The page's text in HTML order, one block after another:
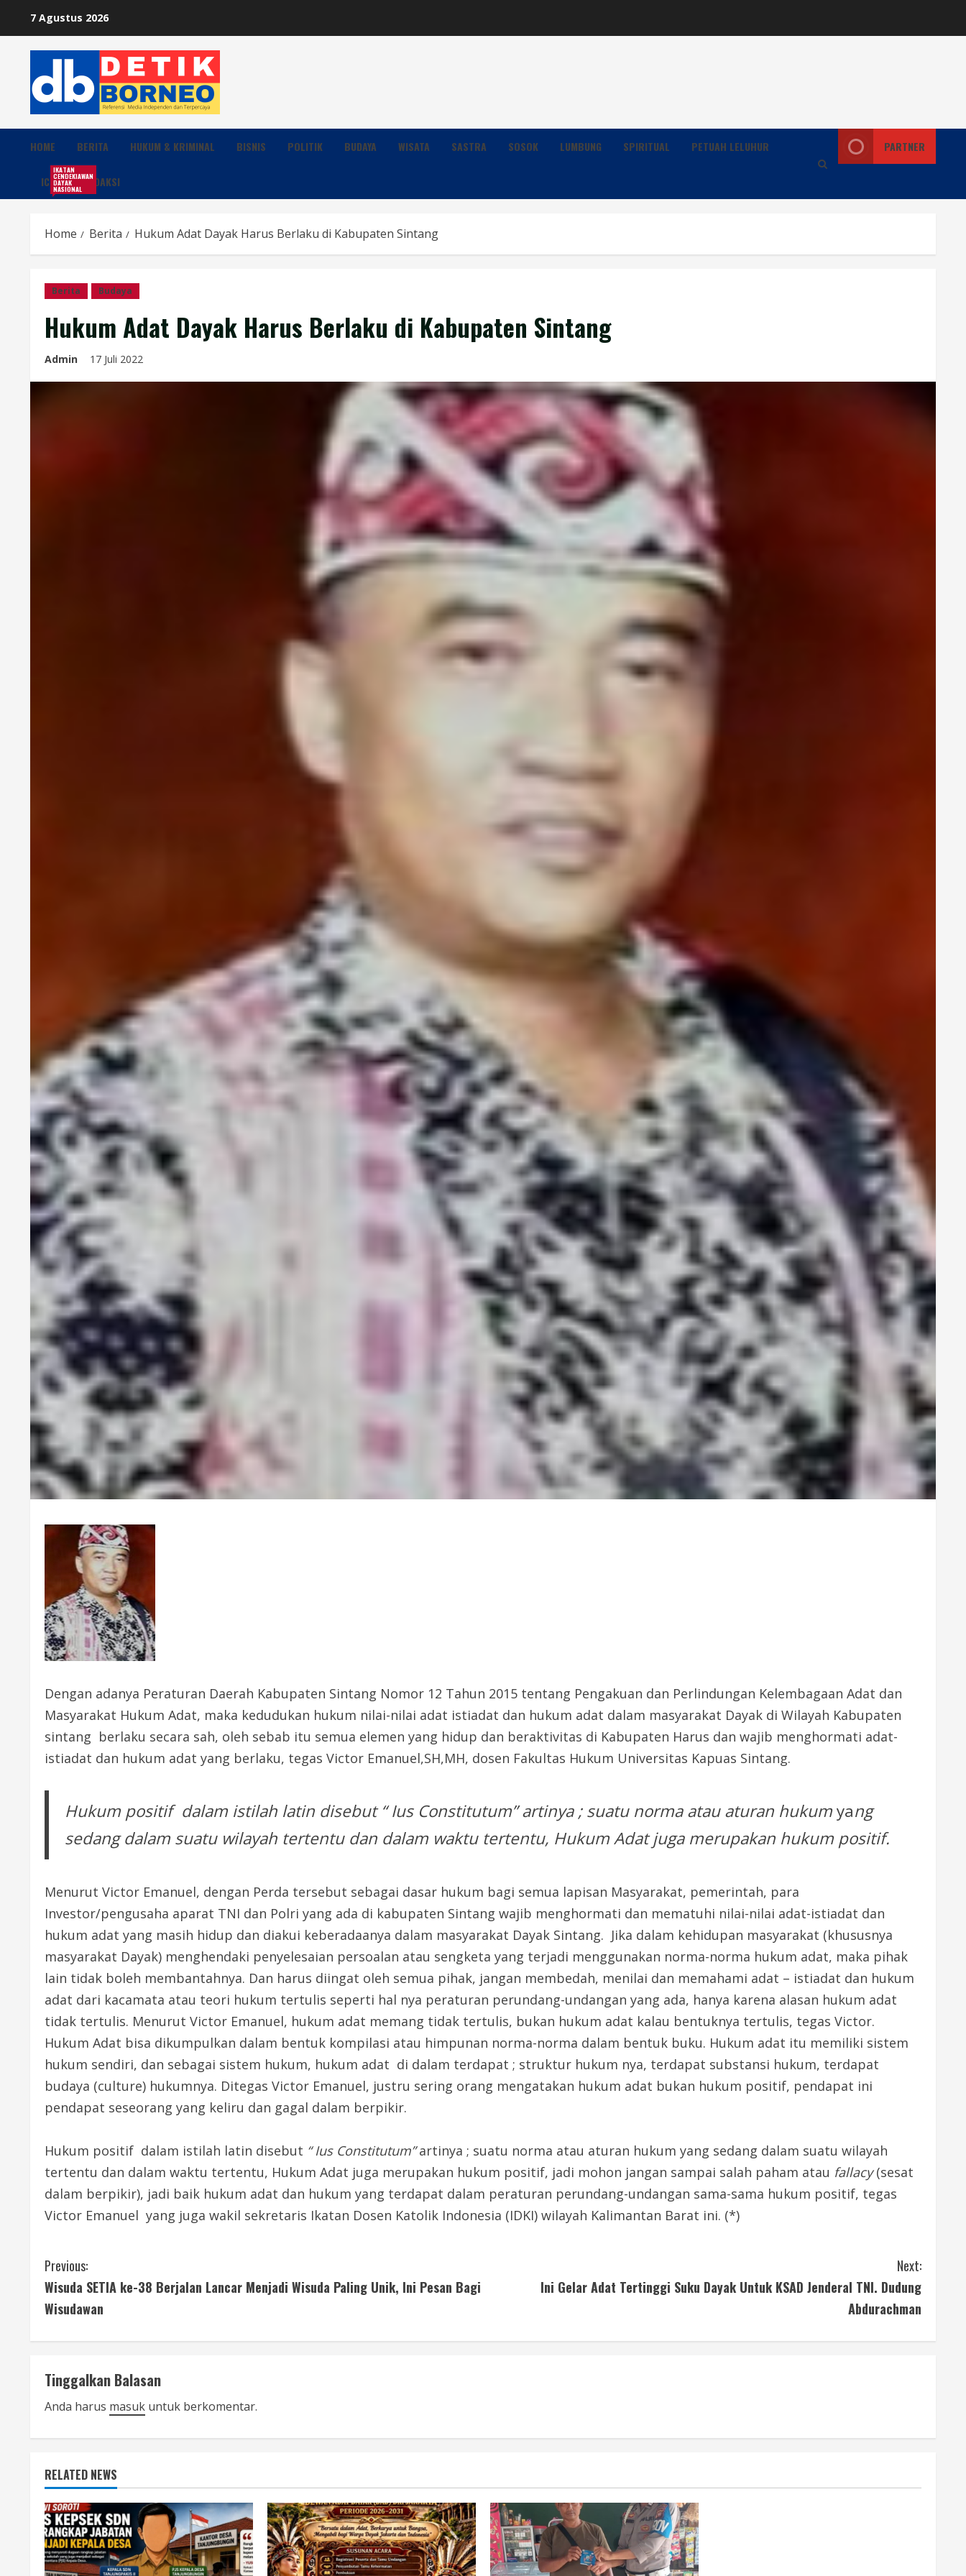
content
7 Agustus 2026
HOME BERITA HUKUM & KRIMINAL BISNIS POLITIK BUDAYA WISATA SASTRA SOSOK LUMBUNG SPIRITUAL PETUAH LELUHUR
ICDN
IKATAN
CENDEKIAWAN
DAYAK
NASIONALREDAKSI
PARTNER
Home Berita Hukum Adat Dayak Harus Berlaku di Kabupaten Sintang
Berita Budaya
Hukum Adat Dayak Harus Berlaku di Kabupaten Sintang
Admin 17 Juli 2022
Dengan adanya Peraturan Daerah Kabupaten Sintang Nomor 12 Tahun 2015 tentang Pengakuan dan Perlindungan Kelembagaan Adat dan
Masyarakat Hukum Adat, maka kedudukan hukum nilai-nilai adat istiadat dan hukum adat dalam masyarakat Dayak di Wilayah Kabupaten
sintang berlaku secara sah, oleh sebab itu semua elemen yang hidup dan beraktivitas di Kabupaten Harus dan wajib menghormati adat-
istiadat dan hukum adat yang berlaku, tegas Victor Emanuel,SH,MH, dosen Fakultas Hukum Universitas Kapuas Sintang.
Hukum positif dalam istilah latin disebut “ Ius Constitutum” artinya ; suatu norma atau aturan hukumyang
sedang dalam suatu wilayah tertentu dan dalam waktu tertentu, Hukum Adat juga merupakan hukum positif.
Menurut Victor Emanuel, dengan Perda tersebut sebagai dasar hukum bagi semua lapisan Masyarakat, pemerintah, para
Investor/pengusaha aparat TNI dan Polri yang ada di kabupaten Sintang wajib menghormati dan mematuhi nilai-nilai adat-istiadat dan
hukum adat yang masih hidup dan diakui keberadaanya dalam masyarakat Dayak Sintang. Jika dalam kehidupan masyarakat (khususnya
masyarakat Dayak) menghendaki penyelesaian persoalan atau sengketa yang terjadi menggunakan norma-norma hukum adat, maka pihak
lain tidak boleh membantahnya. Dan harus diingat oleh semua pihak, jangan membedah, menilai dan memahami adat – istiadat dan hukum
adat dari kacamata atau teori hukum tertulis seperti hal nya peraturan perundang-undangan yang ada, hanya karena alasan hukum adat
tidak tertulis. Menurut Victor Emanuel, hukum adat memang tidak tertulis, bukan hukum adat kalau bentuknya tertulis, tegas Victor.
Hukum Adat bisa dikumpulkan dalam bentuk kompilasi atau himpunan norma-norma dalam bentuk buku. Hukum adat itu memiliki sistem
hukum sendiri, dan sebagai sistem hukum, hukum adat di dalam terdapat ; struktur hukum nya, terdapat substansi hukum, terdapat
budaya (culture) hukumnya. Ditegas Victor Emanuel, justru sering orang mengatakan hukum adat bukan hukum positif, pendapat ini
pendapat seseorang yang keliru dan gagal dalam berpikir.
Hukum positif dalam istilah latin disebut “ Ius Constitutum”artinya ; suatu norma atau aturan hukum yang sedang dalam suatu wilayah
tertentu dan dalam waktu tertentu, Hukum Adat juga merupakan hukum positif, jadi mohon jangan sampai salah paham atau fallacy(sesat
dalam berpikir), jadi baik hukum adat dan hukum yang terdapat dalam peraturan perundang-undangan sama-sama hukum positif, tegas
Victor Emanuel yang juga wakil sekretaris Ikatan Dosen Katolik Indonesia (IDKI) wilayah Kalimantan Barat ini. (*)
C
o
i
n
u
e
R
e
Previous:
Wisuda SETIA ke-38 Berjalan Lancar Menjadi Wisuda Paling Unik, Ini Pesan Bagi
Wisudawan
Next:
Ini Gelar Adat Tertinggi Suku Dayak Untuk KSAD Jenderal TNI. Dudung
Abdurachman
Tinggalkan Balasan
Anda harus masuk untuk berkomentar.
RELATED NEWS